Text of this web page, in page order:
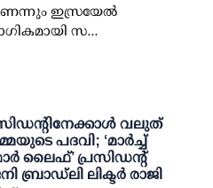
ഇസ്രയേൽ
സ...
വലുത്
പദവി; ‘മാര്‍ച്ച്
ലൈഫ്’ പ്രസിഡന്റ്
ബ്രാഡ്ലി ലിക്ടര്‍ രാജി